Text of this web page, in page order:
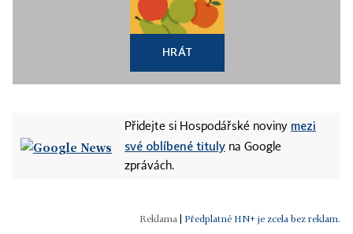
HRÁT
Přidejte si Hospodářské noviny mezi
své oblíbené tituly na Google
zprávách.
Předplatné HN+ je zcela bez reklam.